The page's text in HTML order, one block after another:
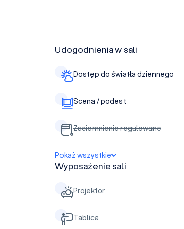
Udogodnienia w sali
Dostęp do światła dziennego
Scena / podest
Zaciemnienie regulowane
Pokaż wszystkie
Wyposażenie sali
Projektor
Tablica